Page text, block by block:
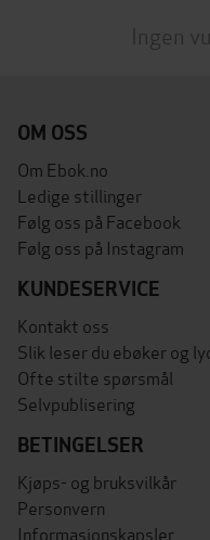
Ingen
OM OSS
Om Ebok.no
Ledige stillinger
Følg oss på Facebook
Følg oss på Instagram
KUNDESERVICE
Kontakt oss
Slik leser du ebøker og
Ofte stilte spørsmål
Selvpublisering
BETINGELSER
Kjøps- og bruksvilkår
Personvern
Informasjonskapsler